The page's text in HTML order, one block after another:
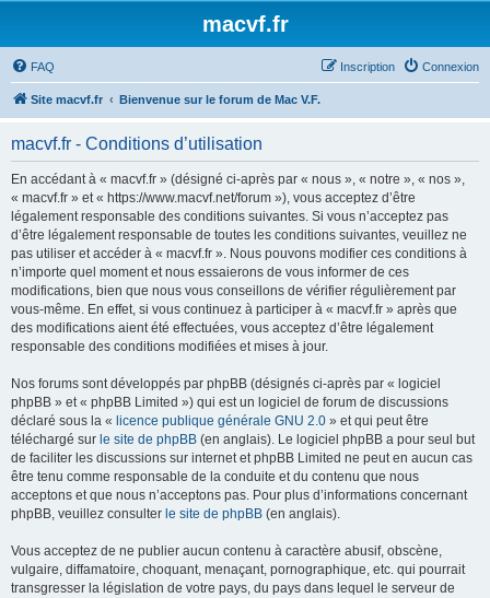
macvf.fr
FAQ Connexion
Inscription
Site macvf.fr Bienvenue sur le forum de Mac V.F.
macvf.fr - Conditions d’utilisation
En accédant à « macvf.fr » (désigné ci-après par « nous », « notre », « nos »,
« macvf.fr » et « https://www.macvf.net/forum »), vous acceptez d’être
légalement responsable des conditions suivantes. Si vous n’acceptez pas
d’être légalement responsable de toutes les conditions suivantes, veuillez ne
pas utiliser et accéder à « macvf.fr ». Nous pouvons modifier ces conditions à
n’importe quel moment et nous essaierons de vous informer de ces
modifications, bien que nous vous conseillons de vérifier régulièrement par
vous-même. En effet, si vous continuez à participer à « macvf.fr » après que
des modifications aient été effectuées, vous acceptez d’être légalement
responsable des conditions modifiées et mises à jour.
Nos forums sont développés par phpBB (désignés ci-après par « logiciel
phpBB » et « phpBB Limited ») qui est un logiciel de forum de discussions
déclaré sous la « licence publique générale GNU 2.0 » et qui peut être
téléchargé sur le site de phpBB (en anglais). Le logiciel phpBB a pour seul but
de faciliter les discussions sur internet et phpBB Limited ne peut en aucun cas
être tenu comme responsable de la conduite et du contenu que nous
acceptons et que nous n’acceptons pas. Pour plus d’informations concernant
phpBB, veuillez consulter le site de phpBB (en anglais).
Vous acceptez de ne publier aucun contenu à caractère abusif, obscène,
vulgaire, diffamatoire, choquant, menaçant, pornographique, etc. qui pourrait
transgresser la législation de votre pays, du pays dans lequel le serveur de